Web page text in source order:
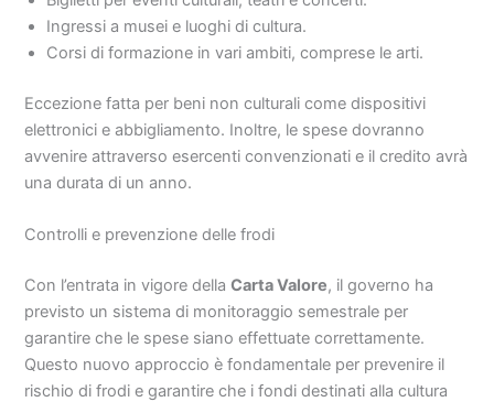
Ingressi a musei e luoghi di cultura.
Corsi di formazione in vari ambiti, comprese le arti.
Eccezione fatta per beni non culturali come dispositivi
elettronici e abbigliamento. Inoltre, le spese dovranno
avvenire attraverso esercenti convenzionati e il credito avrà
una durata di un anno.
Controlli e prevenzione delle frodi
Con l’entrata in vigore dellaCarta Valore, il governo ha
previsto un sistema di monitoraggio semestrale per
garantire che le spese siano effettuate correttamente.
Questo nuovo approccio è fondamentale per prevenire il
rischio di frodi e garantire che i fondi destinati alla cultura